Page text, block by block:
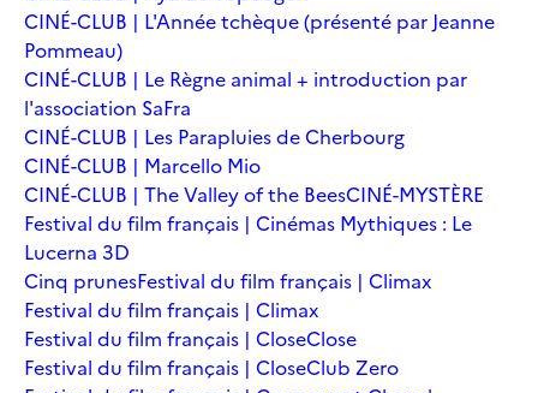
CINÉ-CLUB | L'Année tchèque (présenté par Jeanne
Pommeau)
CINÉ-CLUB | Le Règne animal + introduction par
l'association SaFra
CINÉ-CLUB | Les Parapluies de Cherbourg
CINÉ-CLUB | Marcello Mio
CINÉ-CLUB | The Valley of the BeesCINÉ-MYSTÈRE
Festival du film français | Cinémas Mythiques : Le
Lucerna 3D
Cinq prunesFestival du film français | Climax
Festival du film français | Climax
Festival du film français | CloseClose
Festival du film français | CloseClub Zero